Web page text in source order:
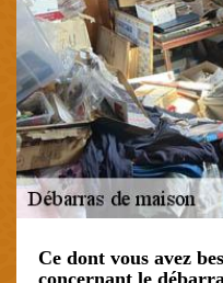
Ce dont vous avez
concernant le